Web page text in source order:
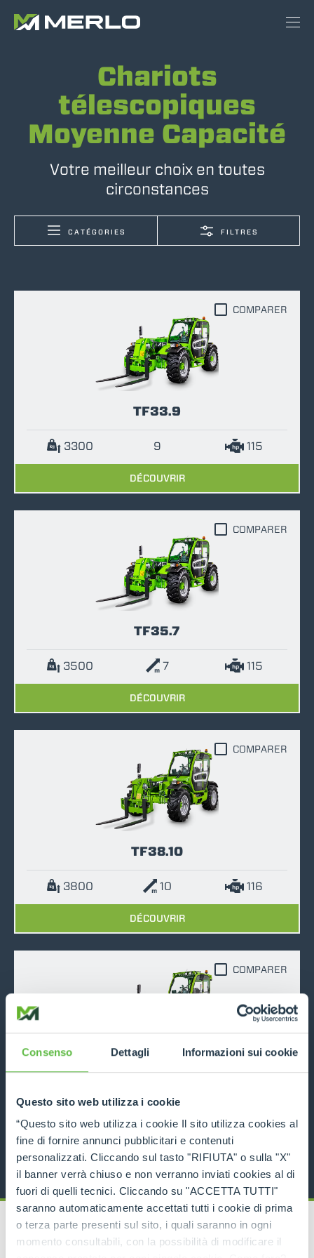
Consenso Dettagli Informazioni sui cookie
Questo sito web utilizza i cookie
“Questo sito web utilizza i cookie Il sito utilizza cookies al
fine di fornire annunci pubblicitari e contenuti
personalizzati. Cliccando sul tasto "RIFIUTA" o sulla "X"
il banner verrà chiuso e non verranno inviati cookies al di
fuori di quelli tecnici. Cliccando su "ACCETTA TUTTI"
saranno automaticamente accettati tutti i cookie di prima
o terza parte presenti sul sito, i quali saranno in ogni
momento consultabili, con la possibilità di modificare il
Chariots
télescopiques
Moyenne Capacité
Votre meilleur choix en toutes
circonstances
CATÉGORIES FILTRES
TF33.9
3300 9 115
DÉCOUVRIR
COMPARER
TF35.7
3500 7 115
DÉCOUVRIR
COMPARER
TF38.10
3800 10 116
DÉCOUVRIR
COMPARER
TF42.7
4200 7
DÉCOUVRIR
COMPARER